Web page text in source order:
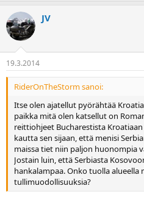
JV
19.3.2014
RiderOnTheStorm sanoi:
Itse olen ajatellut pyörähtää
paikka mitä olen katsellut on
reittiohjeet Bucharestista
kautta sen sijaan, että menisi
maissa tiet niin paljon huonompia
Jostain luin, että Serbiasta
hankalampaa. Onko tuolla
tullimuodollisuuksia?